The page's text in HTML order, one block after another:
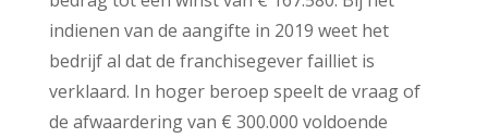
indienen van de aangifte in 2019 weet het
bedrijf al dat de franchisegever failliet is
verklaard. In hoger beroep speelt de vraag of
de afwaardering van € 300.000 voldoende